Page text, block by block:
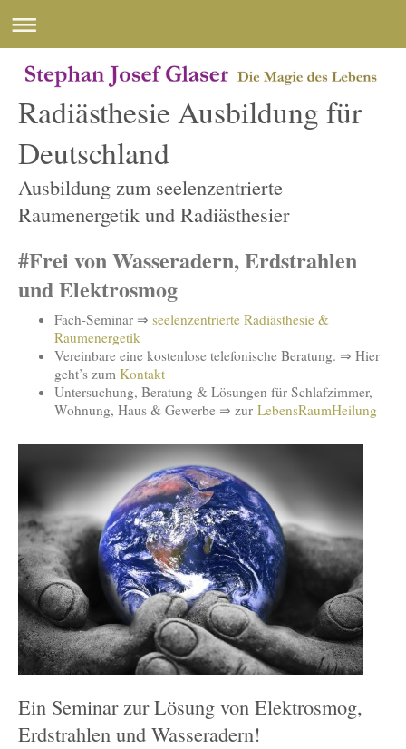
Radiästhesie Ausbildung für
Deutschland
Ausbildung zum seelenzentrierte
Raumenergetik und Radiästhesier
#Frei von Wasseradern, Erdstrahlen
und Elektrosmog
Fach-Seminar ⇒ seelenzentrierte Radiästhesie &
Raumenergetik
Vereinbare eine kostenlose telefonische Beratung. ⇒ Hier
geht’s zum Kontakt
Untersuchung, Beratung & Lösungen für Schlafzimmer,
Wohnung, Haus & Gewerbe ⇒ zur LebensRaumHeilung
---
Ein Seminar zur Lösung von Elektrosmog,
Erdstrahlen und Wasseradern!